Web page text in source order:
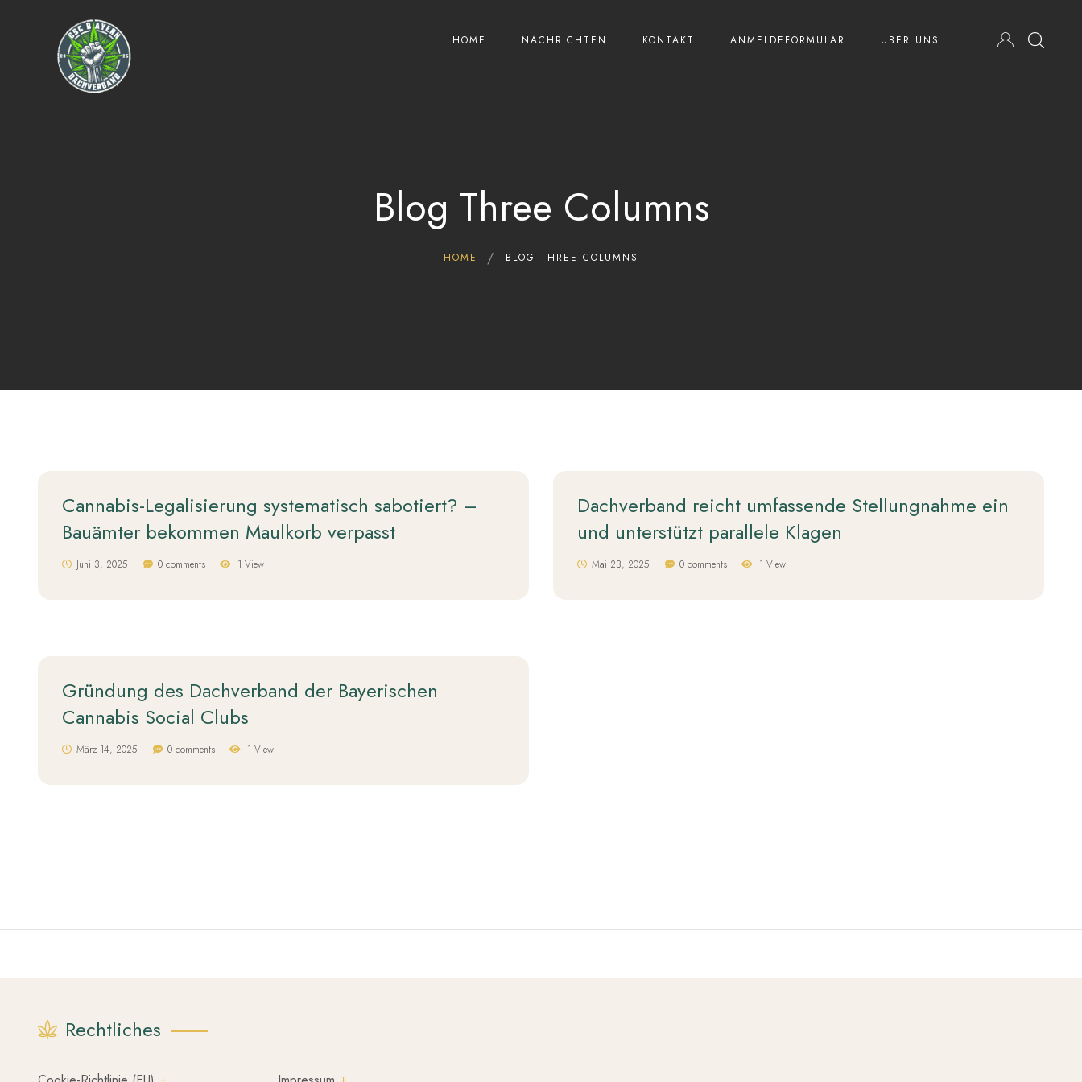
HOME NACHRICHTEN KONTAKT ANMELDEFORMULAR ÜBER UNS
Blog Three Columns
HOME BLOG THREE COLUMNS
Cannabis-Legalisierung systematisch sabotiert? –
Bauämter bekommen Maulkorb verpasst
Juni 3, 2025 0 comments 1 View
Dachverband reicht umfassende Stellungnahme ein
und unterstützt parallele Klagen
Mai 23, 2025 0 comments 1 View
Gründung des Dachverband der Bayerischen
Cannabis Social Clubs
März 14, 2025 0 comments 1 View
Rechtliches